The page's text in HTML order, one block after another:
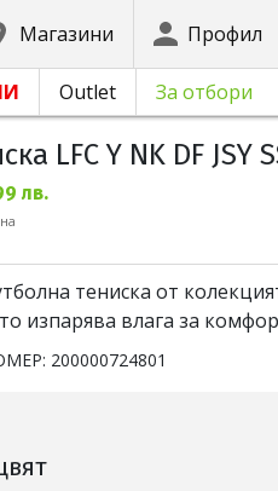
Магазини Профил
Outlet За отбори
LFC Y NK DF JSY
лв.
тениска от
изпарява влага за
200000724801